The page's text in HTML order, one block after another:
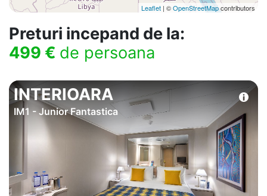
Leaflet | ©OpenStreetMapcontributors
Preturi incepand de la:
499 € de persoana
INTERIOARA
IM1 - Junior Fantastica